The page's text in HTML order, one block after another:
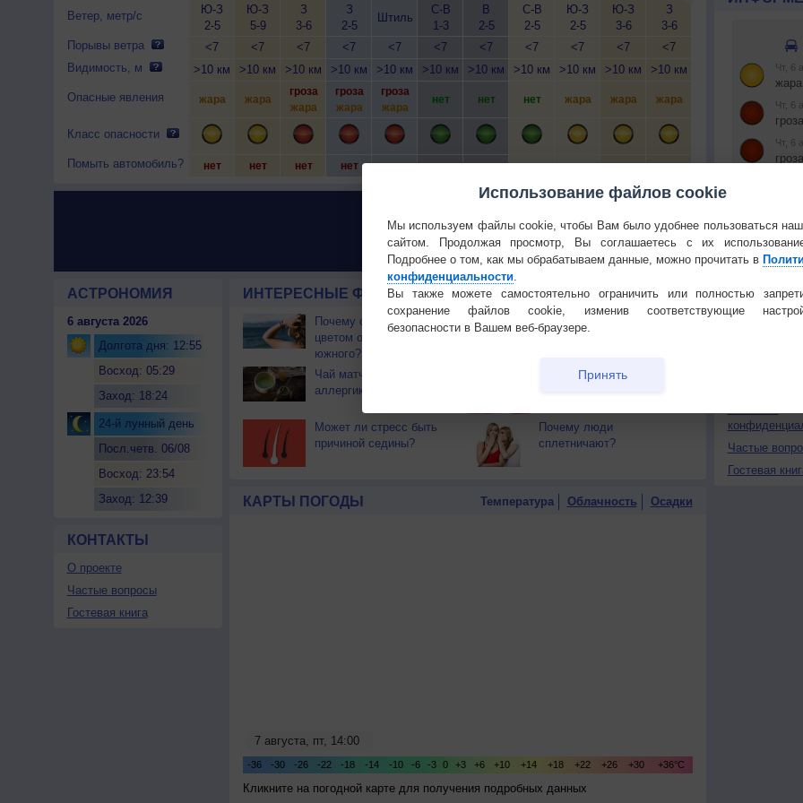
Ветер, метр/с
Порывы ветра
Видимость, м
Опасные явления
Класс опасности
Помыть автомобиль?
Ю-З
2-5
<7
>10 км
жара
нет
Ю-З
5-9
<7
>10 км
жара
нет
З
3-6
<7
>10 км
гроза
жара
нет
З
2-5
<7
>10 км
гроза
жара
нет
Штиль
<7
>10 км
гроза
жара
нет
С-В
1-3
<7
>10 км
нет
нет
В
2-5
<7
>10 км
нет
нет
С-В
2-5
<7
>10 км
нет
нет
Ю-З
2-5
<7
>10 км
жара
нет
Ю-З
3-6
<7
>10 км
жара
нет
З
3-6
<7
>10 км
жара
нет нет
>10 км
нет
нет
АСТРОНОМИЯ
6 августа 2026
Долгота дня: 12:55
Восход: 05:29
Заход: 18:24
24-й лунный день
Посл.четв. 06/08
Восход: 23:54
Заход: 12:39
КОНТАКТЫ
О проекте
Частые вопросы
Гостевая книга
ИНТЕРЕСНЫЕ ФАКТЫ О ПРИРОДЕ И ЧЕЛОВЕКЕ
Почему северный загар
цветом отличается от
южного?
Букет сирени вреден для
здоровья
Чай матча может помочь
аллергикам
Чем лечить
Может ли стресс быть
причиной седины?
Почему люди
сплетничают?
КАРТЫ ПОГОДЫ Температура Облачность Осадки
Кликните на погодной карте для получения подробных данных
РЕКЛАМА
Частые
Гостевая
Использование файлов cookie
Мы используем файлы cookie, чтобы Вам было удобнее пользоваться
сайтом. Продолжая просмотр, Вы соглашаетесь с их
Подробнее о том, как мы обрабатываем данные, можно прочитать в
конфиденциальности.
Вы также можете самостоятельно ограничить или полностью
сохранение файлов cookie, изменив соответствующие
безопасности в Вашем веб-браузере.
Принять